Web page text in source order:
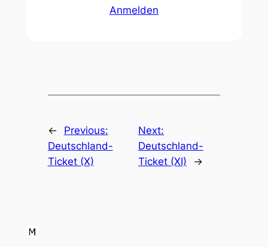
Anmelden
←
Previous:
Deutschland-
Ticket (X)
Next:
Deutschland-
Ticket (XI)
→